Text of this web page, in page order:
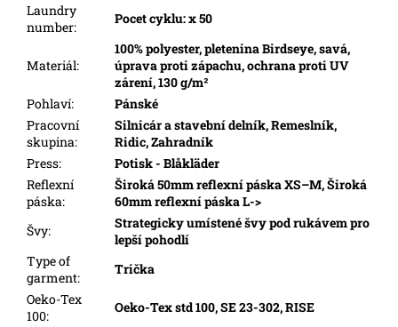
Laundry
number:
Pocet cyklu: x 50
Materiál:
100% polyester, pletenina Birdseye, savá,
úprava proti zápachu, ochrana proti UV
zárení, 130 g/m²
Pohlaví:
Pánské
Pracovní
skupina:
Silnicár a stavební delník, Remeslník,
Ridic, Zahradník
Press:
Potisk - Blåkläder
Reflexní
páska:
Široká 50mm reflexní páska XS–M, Široká
60mm reflexní páska L->
Švy:
Strategicky umístené švy pod rukávem pro
lepší pohodlí
Type of
garment:
Trička
Oeko-Tex
100:
Oeko-Tex std 100, SE 23-302, RISE